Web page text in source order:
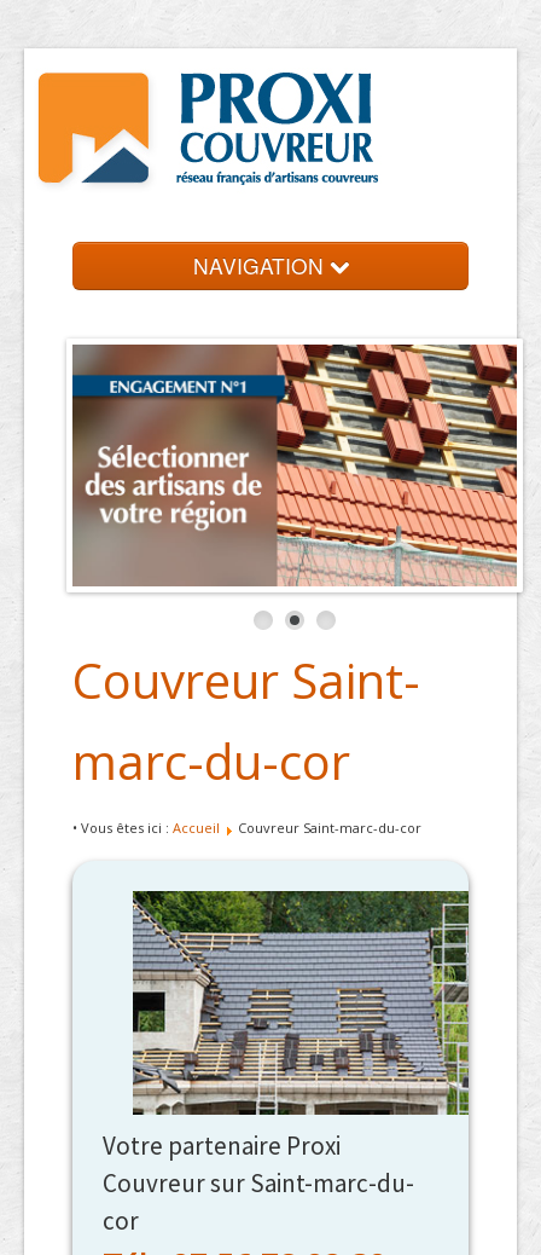
NAVIGATION
Couvreur Saint-
marc-du-cor
• Vous êtes ici : Accueil Couvreur Saint-marc-du-cor
Votre partenaire Proxi
Couvreur sur Saint-marc-du-
cor